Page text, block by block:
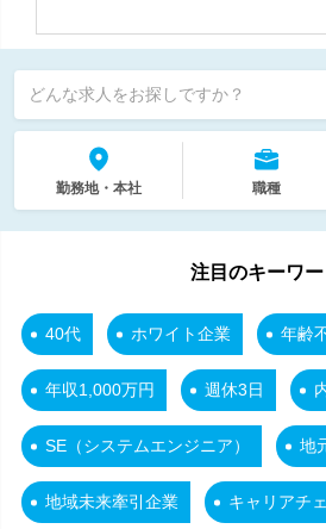
どんな求人をお探しですか？
勤務地・本社 職種
注目のキーワー
40代 ホワイト企業 年齢
年収1,000万円 週休3日
SE（システムエンジニア） 地
地域未来牽引企業 キャリアチ